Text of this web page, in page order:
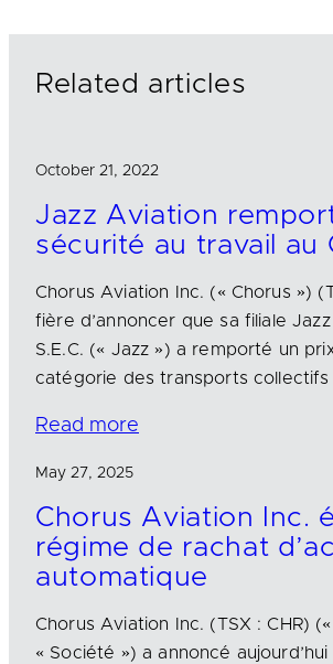
Related articles
October 21, 2022
Jazz Aviation
sécurité au travail au
Chorus Aviation Inc. (« Chorus »)
fière d’annoncer que sa filiale
S.E.C. (« Jazz ») a remporté un
catégorie des transports collectifs
Read more
May 27, 2025
Chorus Aviation Inc.
régime de rachat
automatique
Chorus Aviation Inc. (TSX : CHR)
« Société ») a annoncé